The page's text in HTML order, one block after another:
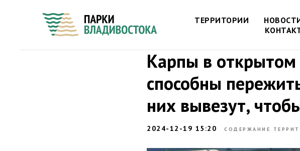
ТЕРРИТОРИИ
Карпы в открытом
способны
них вывезут,
2024-12-19 15:20 СОДЕРЖАНИЕ